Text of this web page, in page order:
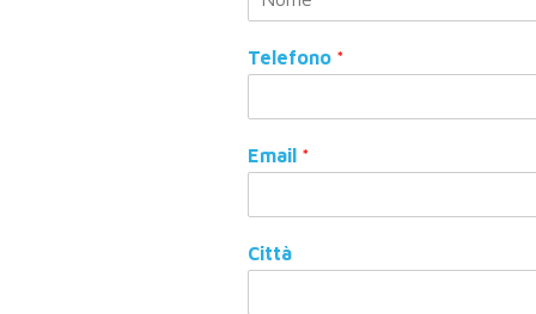
o
m
Telefono *
Email *
Città